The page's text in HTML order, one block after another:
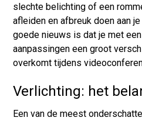
slechte belichting of een
afleiden en afbreuk doen aan
goede nieuws is dat je met
aanpassingen een groot
overkomt tijdens
Verlichting: het
Een van de meest